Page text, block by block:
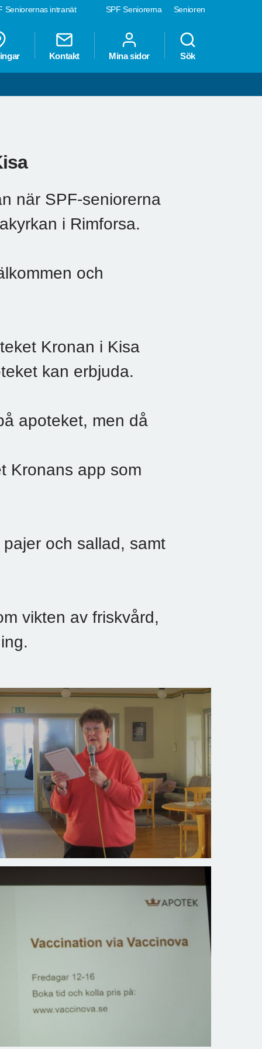
SPF Seniorerna Senioren
Seniorernas intranät
Kontakt Mina sidor Sök
när SPF-seniorerna
i Rimforsa.
och
Kronan i Kisa
kan erbjuda.
apoteket, men då
Kronans app som
och sallad, samt
vikten av friskvård,